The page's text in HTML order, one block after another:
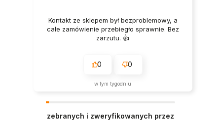
Kontakt ze sklepem był bezproblemowy, a
całe zamówienie przebiegło sprawnie. Bez
zarzutu. 👍️
0 0
w tym tygodniu
zebranych i zweryfikowanych przez